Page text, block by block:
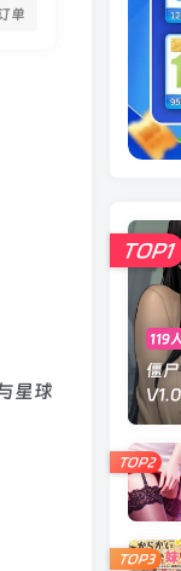
单
星球
119
僵
TOP1
TOP2
TOP3